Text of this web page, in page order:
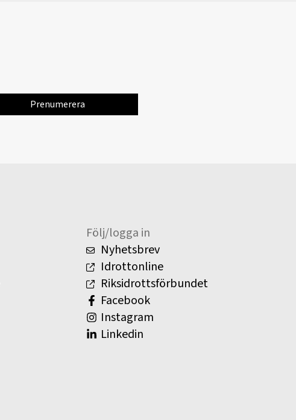
Följ/logga in
Nyhetsbrev
Idrottonline
Riksidrottsförbundet
Facebook
Instagram
Linkedin